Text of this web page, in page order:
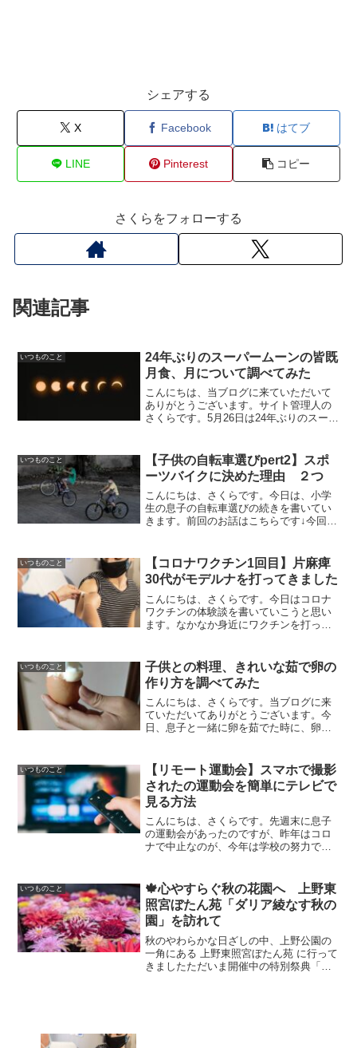
シェアする
X Facebook はてブ
LINE Pinterest コピー
さくらをフォローする
関連記事
いつものこと
24年ぶりのスーパームーンの皆既
月食、月について調べてみた
こんにちは、当ブログに来ていただいて
ありがとうございます。サイト管理人の
さくらです。5月26日は24年ぶりのスーパ
ューブでの鑑賞会をしました。さくら見
たかったけど、しょReadMore...
いつものこと
【子供の自転車選びpert2】スポ
ーツバイクに決めた理由 ２つ
こんにちは、さくらです。今日は、小学
生の息子の自転車選びの続きを書いてい
きます。前回のお話はこちらです↓今回
したのか、書いていきます。それでは、
自転車ショップ①【地域のReadMore...
いつものこと
【コロナワクチン1回目】片麻痺
30代がモデルナを打ってきました
こんにちは、さくらです。今日はコロナ
ワクチンの体験談を書いていこうと思い
ます。なかなか身近にワクチンを打った
と不安がありました。このブログでは、
コロナウイルスワクチンとReadMore...
いつものこと
子供との料理、きれいな茹で卵の
作り方を調べてみた
こんにちは、さくらです。当ブログに来
ていただいてありがとうございます。今
日、息子と一緒に卵を茹でた時に、卵が
グになります。今回のブログは緩く見て
もらえたらいいと思いますReadMore...
いつものこと
【リモート運動会】スマホで撮影
されたの運動会を簡単にテレビで
見る方法
こんにちは、さくらです。先週末に息子
の運動会があったのですが、昨年はコロ
ナで中止なのが、今年は学校の努力でリ
見にくいよ夫そんな時は、スマホの映像
をテレビに飛ばしてみようReadMore...
いつものこと
🍁心やすらぐ秋の花園へ 上野東
照宮ぼたん苑「ダリア綾なす秋の
園」を訪れて
秋のやわらかな日ざしの中、上野公園の
一角にある 上野東照宮ぼたん苑 に行って
きましたただいま開催中の特別祭典「ダ